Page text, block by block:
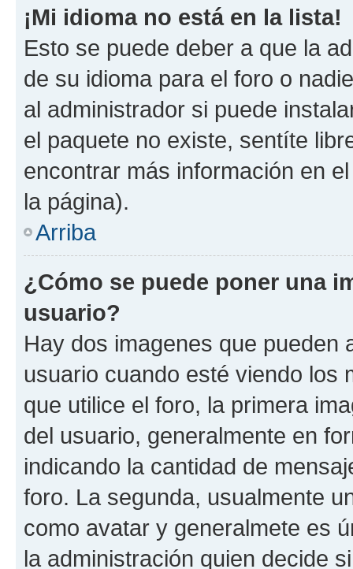
¡Mi idioma no está en la lista!
Esto se puede deber a que la
de su idioma para el foro o
al administrador si puede
el paquete no existe, sentíte
encontrar más información en
la página).
Arriba
¿Cómo se puede poner una
usuario?
Hay dos imagenes que pueden
usuario cuando esté viendo los
que utilice el foro, la primera
del usuario, generalmente en
indicando la cantidad de
foro. La segunda, usualmente
como avatar y generalmete es
la administración quien decide